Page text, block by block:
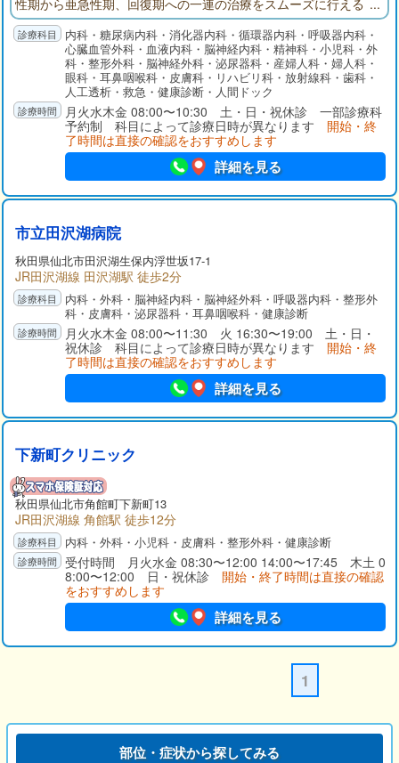
性期から亜急性期、回復期への一連の治療をスムーズに行える
体制をとっています。当院の理念である｢患者様中心の医療を提
供し、皆様に信頼される病院｣を目指し、近隣病院、診療所、保
健福祉機関、行政と密接に連携し、地域の方々に愛され、必要
とされる病院となるように努力していきたいと考えておりま
内科・糖尿病内科・消化器内科・循環器内科・呼吸器内科・
心臓血管外科・血液内科・脳神経内科・精神科・小児科・外
科・整形外科・脳神経外科・泌尿器科・産婦人科・婦人科・
眼科・耳鼻咽喉科・皮膚科・リハビリ科・放射線科・歯科・
人工透析・救急・健康診断・人間ドック
月火水木金 08:00〜10:30 土・日・祝休診 一部診療科
予約制 科目によって診療日時が異なります 開始・終
了時間は直接の確認をおすすめします
詳細を見る
市立田沢湖病院
秋田県仙北市田沢湖生保内浮世坂17-1
JR田沢湖線 田沢湖駅 徒歩2分
内科・外科・脳神経内科・脳神経外科・呼吸器内科・整形外
科・皮膚科・泌尿器科・耳鼻咽喉科・健康診断
月火水木金 08:00〜11:30 火 16:30〜19:00 土・日・
祝休診 科目によって診療日時が異なります 開始・終
了時間は直接の確認をおすすめします
詳細を見る
下新町クリニック
秋田県仙北市角館町下新町13
JR田沢湖線 角館駅 徒歩12分
内科・外科・小児科・皮膚科・整形外科・健康診断
受付時間 月火水金 08:30〜12:00 14:00〜17:45 木土 0
8:00〜12:00 日・祝休診 開始・終了時間は直接の確認
をおすすめします
詳細を見る
1
部位・症状から探してみる